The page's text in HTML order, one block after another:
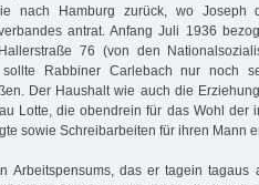
nach Hamburg zurück, wo Joseph
antrat. Anfang Juli 1936
76 (von den
sollte Rabbiner Carlebach nur noch
Der Haushalt wie auch die
Lotte, die obendrein für das Wohl der
sowie Schreibarbeiten für ihren Mann
Arbeitspensums, das er tagein tagaus